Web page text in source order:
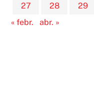
27
28 29
« febr.
abr. »